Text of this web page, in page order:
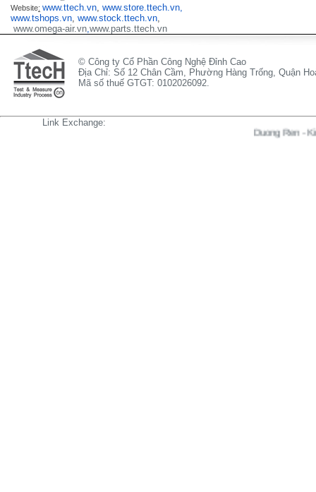
Website: www.ttech.vn www.store.ttech.vn,
www.tshops.vn www.stock.ttech.vn
www.omega-air.vn www.parts.ttech.vn
© Công ty Cổ Phần Công Nghệ Đỉnh Cao
Địa Chỉ: Số 12 Chân Cầm, Phường Hàng Trống, Quận
Mã số thuế GTGT: 0102026092.
Link Exchange:
Duong Ren-Kinh